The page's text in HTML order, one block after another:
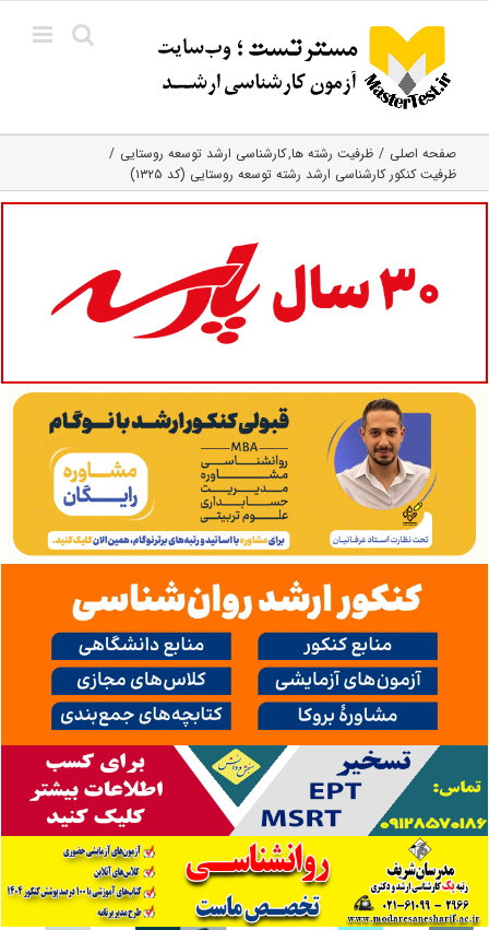
content
صفحه اصلی ظرفیت رشته ها کارشناسی ارشد توسعه روستایی
ظرفیت کنکور کارشناسی ارشد رشته توسعه روستایی (کد ۱۳۲۵)